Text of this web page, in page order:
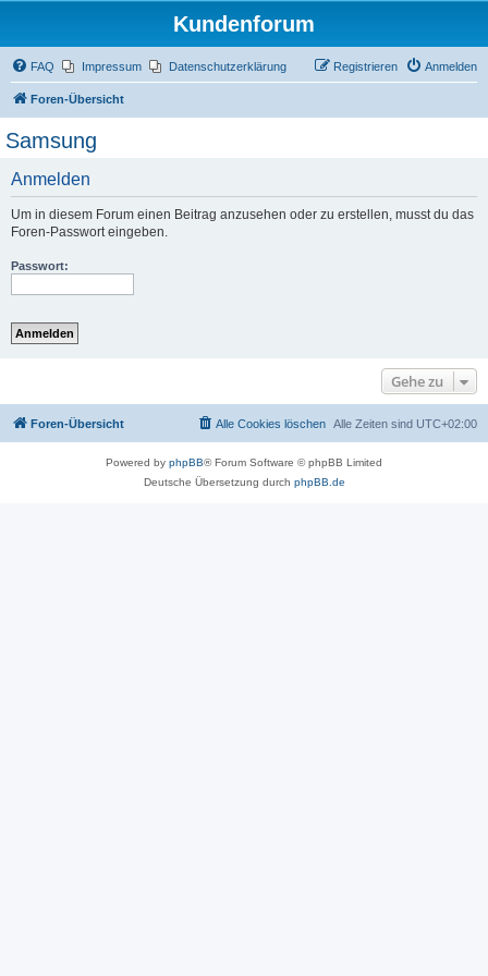
Kundenforum
FAQ Impressum Datenschutzerklärung Anmelden
Registrieren
Foren-Übersicht
Samsung
Anmelden
Um in diesem Forum einen Beitrag anzusehen oder zu erstellen, musst du das
Foren-Passwort eingeben.
Passwort:
Gehe zu
Foren-Übersicht Alle Zeiten sind UTC+02:00
Alle Cookies löschen
Powered by phpBB® Forum Software © phpBB Limited
Deutsche Übersetzung durch phpBB.de